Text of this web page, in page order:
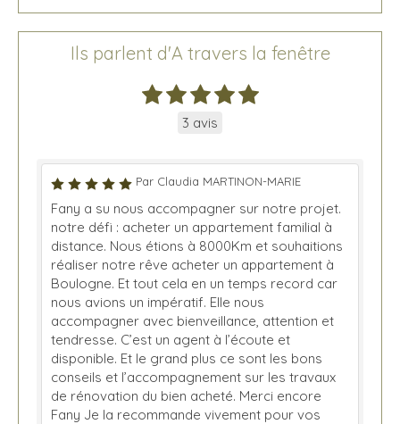
Ils parlent d'A travers la fenêtre
3 avis
Par Claudia MARTINON-MARIE
Fany a su nous accompagner sur notre projet.
notre défi : acheter un appartement familial à
distance. Nous étions à 8000Km et souhaitions
réaliser notre rêve acheter un appartement à
Boulogne. Et tout cela en un temps record car
nous avions un impératif. Elle nous
accompagner avec bienveillance, attention et
tendresse. C’est un agent à l’écoute et
disponible. Et le grand plus ce sont les bons
conseils et l’accompagnement sur les travaux
de rénovation du bien acheté. Merci encore
Fany Je la recommande vivement pour vos